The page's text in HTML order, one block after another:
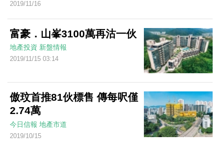
2019/11/16
富豪．山峯3100萬再沽一伙
地產投資 新盤情報
2019/11/15 03:14
傲玟首推81伙標售 傳每呎僅
2.74萬
今日信報 地產市道
2019/10/15